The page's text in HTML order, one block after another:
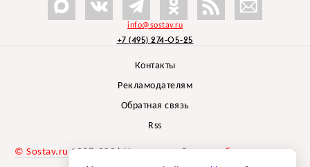
info@sostav.ru
+7 (495) 274-05-25
Контакты
Рекламодателям
Обратная связь
Rss
© Sostav.ru 1998-2026 Независимый проектбрендингового